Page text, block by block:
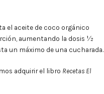
el aceite de coco orgánico
aumentando la dosis 1⁄2
un máximo de una cucharada.
adquirir el libro Recetas El